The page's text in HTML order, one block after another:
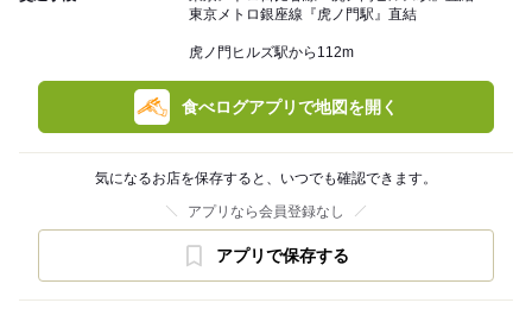
東京メトロ銀座線『虎ノ門駅』直結
虎ノ門ヒルズ駅から112m
食べログアプリで地図を開く
気になるお店を保存すると、いつでも確認できます。
アプリなら会員登録なし
アプリで保存する